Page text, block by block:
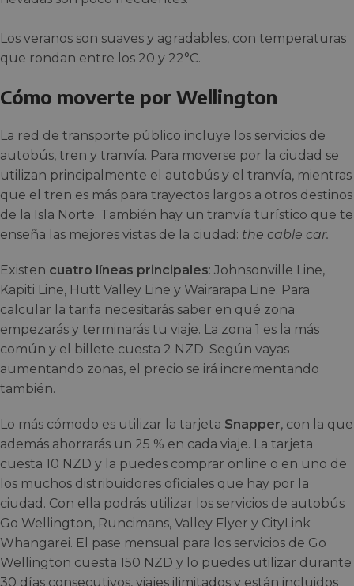
Los veranos son suaves y agradables, con temperaturas
que rondan entre los 20 y 22°C.
Cómo moverte por Wellington
La red de transporte público incluye los servicios de
autobús, tren y tranvía. Para moverse por la ciudad se
utilizan principalmente el autobús y el tranvía, mientras
que el tren es más para trayectos largos a otros destinos
de la Isla Norte. También hay un tranvía turístico que te
enseña las mejores vistas de la ciudad: the cable car.
Existen cuatro líneas principales: Johnsonville Line,
Kapiti Line, Hutt Valley Line y Wairarapa Line. Para
calcular la tarifa necesitarás saber en qué zona
empezarás y terminarás tu viaje. La zona 1 es la más
común y el billete cuesta 2 NZD. Según vayas
aumentando zonas, el precio se irá incrementando
también.
Lo más cómodo es utilizar la tarjeta Snapper, con la que
además ahorrarás un 25 % en cada viaje. La tarjeta
cuesta 10 NZD y la puedes comprar online o en uno de
los muchos distribuidores oficiales que hay por la
ciudad. Con ella podrás utilizar los servicios de autobús
Go Wellington, Runcimans, Valley Flyer y CityLink
Whangarei. El pase mensual para los servicios de Go
Wellington cuesta 150 NZD y lo puedes utilizar durante
30 días consecutivos, viajes ilimitados y están incluidos